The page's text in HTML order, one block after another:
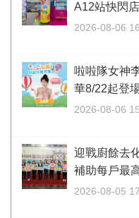
A12站快閃
2026-08-06
啦啦隊女神
華8/22起登
2026-08-06
迎戰廚餘去
補助每戶最
2026-08-05